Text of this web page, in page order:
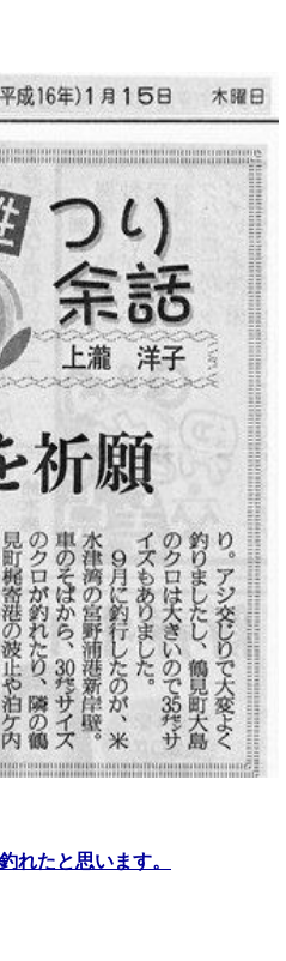
れたと思います。